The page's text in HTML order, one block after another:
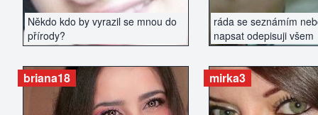
Někdo kdo by vyrazil se mnou do
přírody?
ráda se seznámím
napsat odepisuji všem
briana18 mirka3